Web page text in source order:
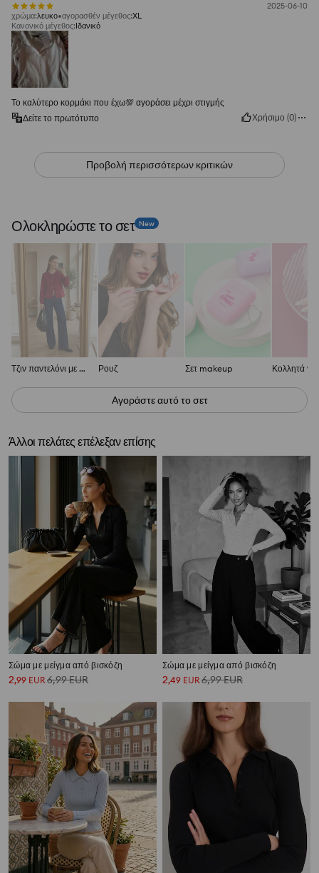
2025-06-10
χρώμα:λευκο αγορασθέν μέγεθος:XL
Κανονικό μέγεθος:Ιδανικό
Το καλύτερο κορμάκι που έχω💯 αγοράσει μέχρι στιγμής
Δείτε το πρωτότυπο
Χρήσιμο (0)
Προβολή περισσότερων κριτικών
Ολοκληρώστε το σετ New
Τζιν παντελόνι με φαρδύ μπατζάκι Ρουζ Σετ makeup Κολλητά
Αγοράστε αυτό το σετ
Άλλοι πελάτες επέλεξαν επίσης
Σώμα με μείγμα από βισκόζη
2,99 EUR6,99EUR
Σώμα με μείγμα από βισκόζη
2,49 EUR6,99EUR